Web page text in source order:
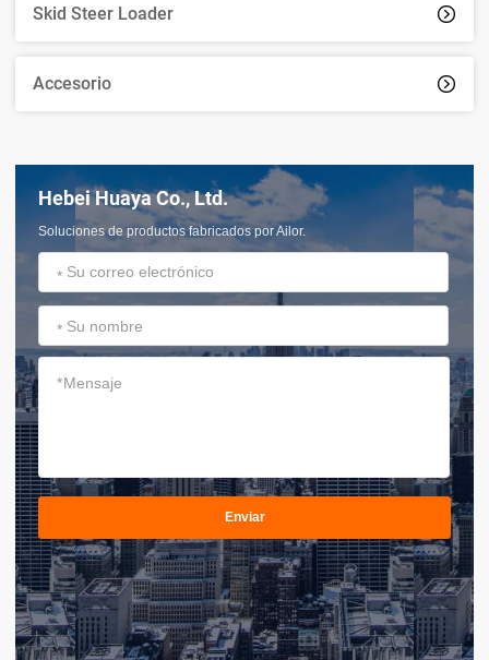
Skid Steer Loader 
Accesorio 
Hebei Huaya Co., Ltd.
Soluciones de productos fabricados por Ailor.
*
*
*
Enviar